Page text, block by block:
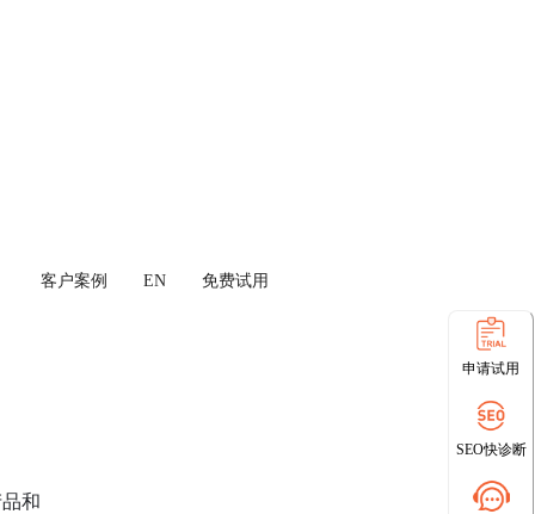
客户案例 EN 免费试用
和
申请试用
SEO快诊断